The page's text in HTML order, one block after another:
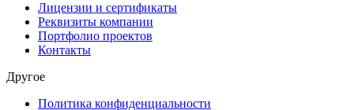
Лицензии и сертификаты
Реквизиты компании
Портфолио проектов
Контакты
Другое
Политика конфиденциальности